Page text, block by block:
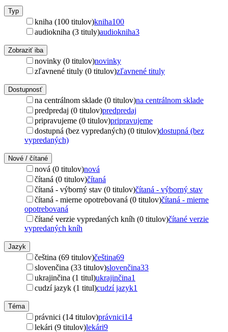
Typ
kniha (100 titulov)kniha100
audiokniha (3 tituly)audiokniha3
Zobraziť iba
novinky (0 titulov)novinky
zľavnené tituly (0 titulov)zľavnené tituly
Dostupnosť
na centrálnom sklade (0 titulov)na centrálnom sklade
predpredaj (0 titulov)predpredaj
pripravujeme (0 titulov)pripravujeme
dostupná (bez vypredaných) (0 titulov)dostupná (bez
vypredaných)
Nové / čítané
nová (0 titulov)nová
čítaná (0 titulov)čítaná
čítaná - výborný stav (0 titulov)čítaná - výborný stav
čítaná - mierne opotrebovaná (0 titulov)čítaná - mierne
opotrebovaná
čítané verzie vypredaných kníh (0 titulov)čítané verzie
vypredaných kníh
Jazyk
čeština (69 titulov)čeština69
slovenčina (33 titulov)slovenčina33
ukrajinčina (1 titul)ukrajinčina1
cudzí jazyk (1 titul)cudzí jazyk1
Téma
právnici (14 titulov)právnici14
lekári (9 titulov)lekári9